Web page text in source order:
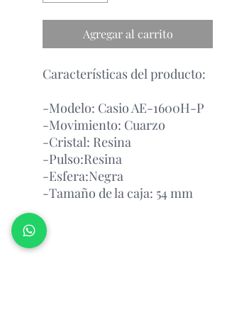
Agregar al carrito
Características del producto:
-Modelo: Casio AE-1600H-P
-Movimiento: Cuarzo
-Cristal: Resina
-Pulso:Resina
-Esfera:Negra
-Tamaño de la caja: 54 mm